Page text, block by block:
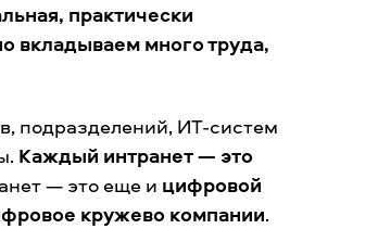
практически
вкладываем много труда,
подразделений, ИТ-систем
Каждый интранет — это
— это еще и цифровой
кружево компании.